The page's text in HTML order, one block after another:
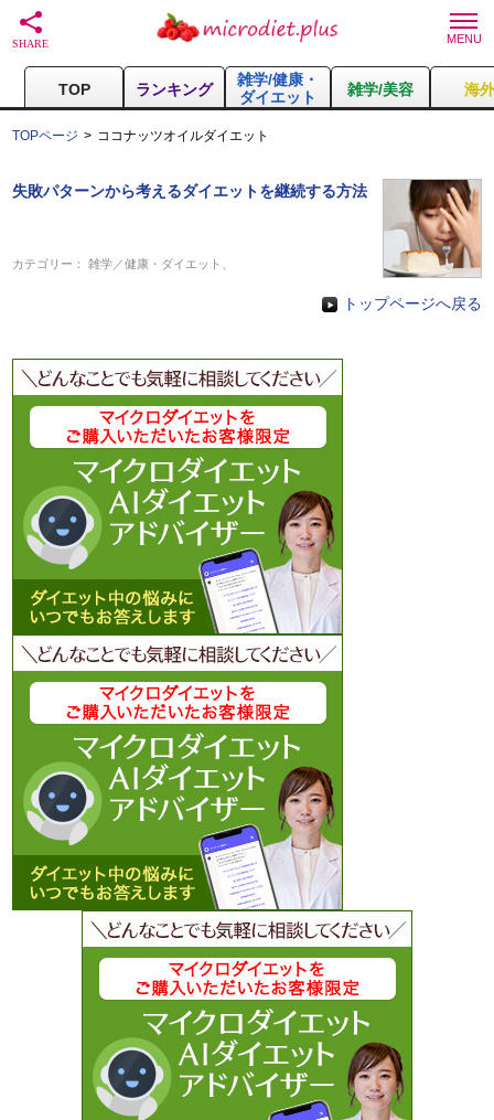
TOP ランキング
雑学/健康・
ダイエット
雑学/美容 海
TOPページ ココナッツオイルダイエット
失敗パターンから考えるダイエットを継続する方法
カテゴリー：雑学／健康・ダイエット
トップページへ戻る